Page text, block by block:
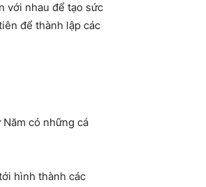
với nhau để tạo sức
để thành lập các
có những cá
hình thành các